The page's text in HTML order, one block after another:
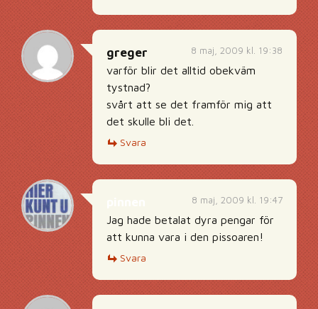
8 maj, 2009 kl. 19:38
greger
varför blir det alltid obekväm
tystnad?
svårt att se det framför mig att
det skulle bli det.
Svara
8 maj, 2009 kl. 19:47
Jag hade betalat dyra pengar för
att kunna vara i den pissoaren!
Svara